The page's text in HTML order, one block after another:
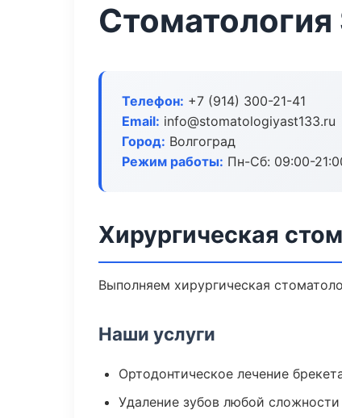
Телефон: +7 (914) 300-21-41
Email: info@stomatologiyast133.ru
Город: Волгоград
Режим работы: Пн-Сб: 09:00-
Хирургическая
Выполняем хирургическая
Наши услуги
Ортодонтическое лечение
Удаление зубов любой сложности